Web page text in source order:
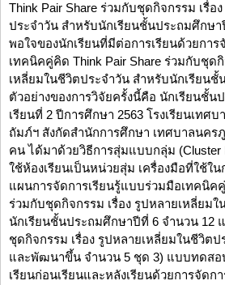
Think Pair Share ร่วมกับชุดกิจกรรม เรื่อ
ประจำวัน สำหรับนักเรียนชั้นประถมศึกษา
พอใจของนักเรียนที่มีต่อการเรียนด้วยกา
เทคนิคคู่คิด Think Pair Share ร่วมกับชุด
เหลี่ยมในชีวิตประจำวัน สำหรับนักเรียน
ตัวอย่างของการวิจัยครั้งนี้คือ นักเรียนชั้น
เรียนที่ 2 ปีการศึกษา 2563 โรงเรียนเท
ถัมภ์ฯ สังกัดสำนักการศึกษา เทศบาลนคร
คน ได้มาด้วยวิธีการสุ่มแบบกลุ่ม (Cluster
ใช้ห้องเรียนเป็นหน่วยสุ่ม เครื่องมือที่ใช้ใ
แผนการจัดการเรียนรู้แบบร่วมมือเทคนิค
ร่วมกับชุดกิจกรรม เรื่อง รูปหลายเหลี่ยม
นักเรียนชั้นประถมศึกษาปีที่ 6 จำนวน 12 แ
ชุดกิจกรรม เรื่อง รูปหลายเหลี่ยมในชีวิตป
และพัฒนาขึ้น จำนวน 5 ชุด 3) แบบทดสอ
เรียนก่อนเรียนและหลังเรียนด้วยการจัดก